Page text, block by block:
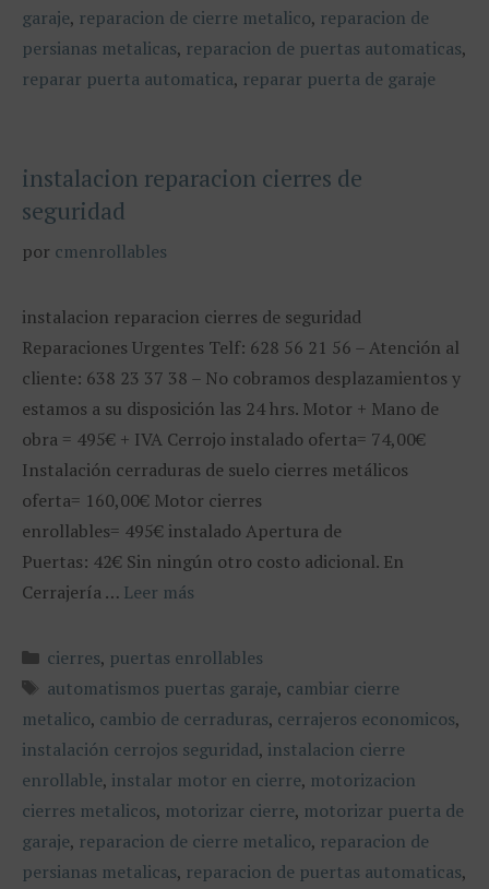
garaje, reparacion de cierre metalico, reparacion de
persianas metalicas, reparacion de puertas automaticas,
reparar puerta automatica, reparar puerta de garaje
instalacion reparacion cierres de
seguridad
por cmenrollables
instalacion reparacion cierres de seguridad
Reparaciones Urgentes Telf: 628 56 21 56 – Atención al
cliente: 638 23 37 38 – No cobramos desplazamientos y
estamos a su disposición las 24 hrs. Motor + Mano de
obra = 495€ + IVA Cerrojo instalado oferta= 74,00€
Instalación cerraduras de suelo cierres metálicos
oferta= 160,00€ Motor cierres
enrollables= 495€ instalado Apertura de
Puertas: 42€ Sin ningún otro costo adicional. En
Cerrajería … Leer más
Categorías
cierres, puertas enrollables
Etiquetas
automatismos puertas garaje, cambiar cierre
metalico, cambio de cerraduras, cerrajeros economicos,
instalación cerrojos seguridad, instalacion cierre
enrollable, instalar motor en cierre, motorizacion
cierres metalicos, motorizar cierre, motorizar puerta de
garaje, reparacion de cierre metalico, reparacion de
persianas metalicas, reparacion de puertas automaticas,